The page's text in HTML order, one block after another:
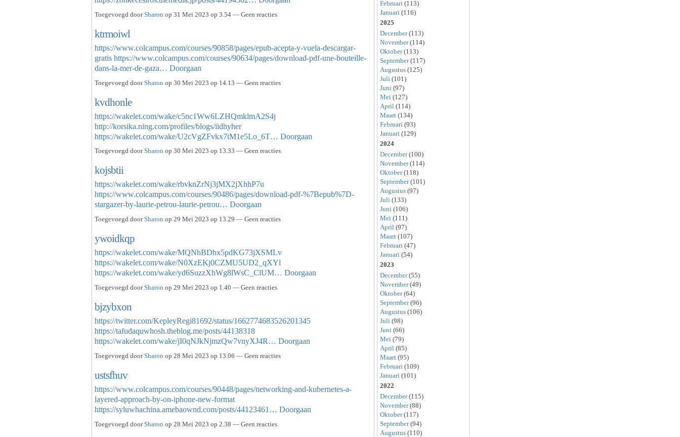
Toegevoegd doorSharon op 31 Mei 2023 op 3.54 — Geen reacties
ktrmoiwl
https://www.colcampus.com/courses/90858/pages/epub-acepta-y-vuela-descargar-
gratis https://www.colcampus.com/courses/90634/pages/download-pdf-une-bouteille-
dans-la-mer-de-gaza… Doorgaan
Toegevoegd doorSharon op 30 Mei 2023 op 14.13 — Geen reacties
kvdhonle
https://wakelet.com/wake/c5nc1Ww6LZHQmklmA2S4j
http://korsika.ning.com/profiles/blogs/iidhyher
https://wakelet.com/wake/U2cVgZFvkx7tM1e5Lo_6T… Doorgaan
Toegevoegd doorSharon op 30 Mei 2023 op 13.33 — Geen reacties
kojsbtii
https://wakelet.com/wake/rbvknZrNj3jMX2jXhhP7u
https://www.colcampus.com/courses/90486/pages/download-pdf-%7Bepub%7D-
stargazer-by-laurie-petrou-laurie-petrou… Doorgaan
Toegevoegd doorSharon op 29 Mei 2023 op 13.29 — Geen reacties
ywoidkqp
https://wakelet.com/wake/MQNhBDhx5pdKG73jXSMLv
https://wakelet.com/wake/N0XzEKj0CZMU5UD2_qXYl
https://wakelet.com/wake/yd6SuzzXhWg8lWsC_ClUM… Doorgaan
Toegevoegd doorSharon op 29 Mei 2023 op 1.40 — Geen reacties
bjzybxon
https://twitter.com/KepleyRegi81692/status/1662774683526201345
https://tafudaquwhosh.theblog.me/posts/44138318
https://wakelet.com/wake/jI0qNJkNjmzQw7vnyXJ4R… Doorgaan
Toegevoegd doorSharon op 28 Mei 2023 op 13.06 — Geen reacties
ustsfhuv
https://www.colcampus.com/courses/90448/pages/networking-and-kubernetes-a-
layered-approach-by-on-iphone-new-format
https://syluwhachina.amebaownd.com/posts/44123461… Doorgaan
Toegevoegd doorSharon op 28 Mei 2023 op 2.38 — Geen reacties
Februari (113)
Januari (116)
2025
December(113)
November(114)
Oktober(113)
September(117)
Augustus (125)
Juli (101)
Juni (97)
Mei (127)
April (114)
Maart (134)
Februari (93)
Januari (129)
2024
December(100)
November(114)
Oktober(118)
September(101)
Augustus (97)
Juli (133)
Juni (106)
Mei (111)
April (97)
Maart (107)
Februari (47)
Januari (54)
2023
December(55)
November(49)
Oktober(64)
September(96)
Augustus (106)
Juli (98)
Juni (66)
Mei (79)
April (85)
Maart (95)
Februari (109)
Januari (101)
2022
December(115)
November(88)
Oktober(117)
September(94)
Augustus (110)